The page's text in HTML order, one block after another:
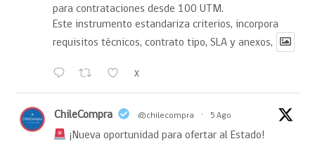
para contrataciones desde 100 UTM.
Este instrumento estandariza criterios, incorpora
requisitos técnicos, contrato tipo, SLA y anexos,
X
ChileCompra @chilecompra · 5 Ago
¡Nueva oportunidad para ofertar al Estado!